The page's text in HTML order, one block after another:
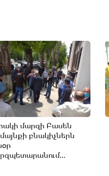
մարզի Բասեն
բնակիչներն